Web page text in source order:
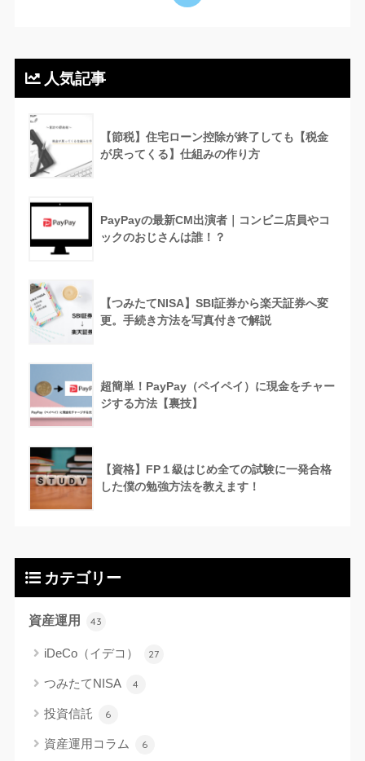
人気記事
【節税】住宅ローン控除が終了しても【税金
が戻ってくる】仕組みの作り方
PayPayの最新CM出演者｜コンビニ店員やコ
ックのおじさんは誰！？
【つみたてNISA】SBI証券から楽天証券へ変
更。手続き方法を写真付きで解説
超簡単！PayPay（ペイペイ）に現金をチャー
ジする方法【裏技】
【資格】FP１級はじめ全ての試験に一発合格
した僕の勉強方法を教えます！
カテゴリー
資産運用 43
iDeCo（イデコ） 27
つみたてNISA 4
投資信託 6
資産運用コラム 6